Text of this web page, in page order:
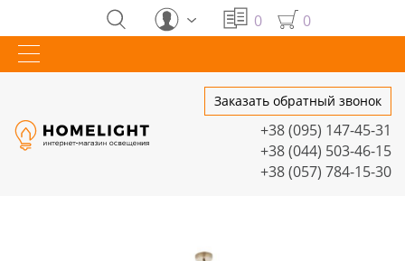
0 0
Заказать обратный звонок
+38 (095) 147-45-31
+38 (044) 503-46-15
+38 (057) 784-15-30